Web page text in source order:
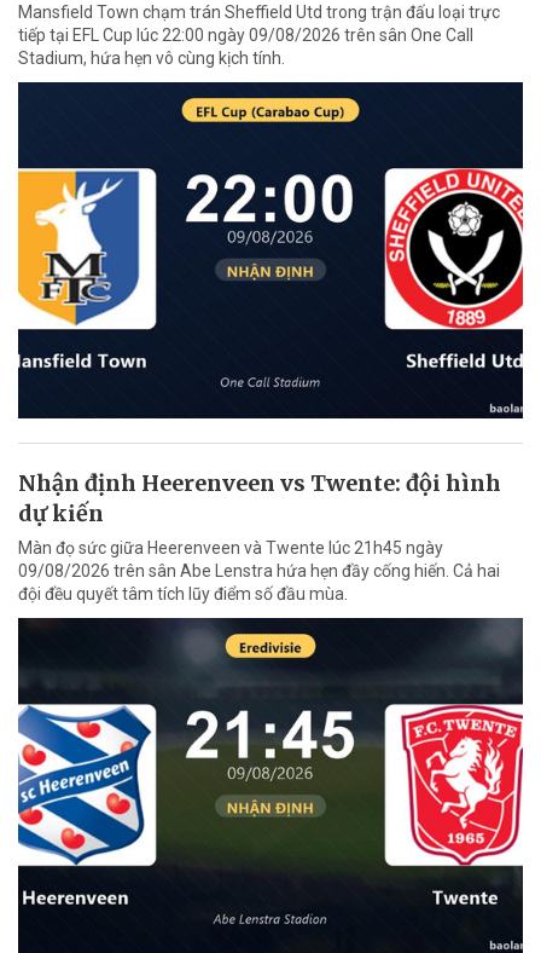
Mansfield Town chạm trán Sheffield Utd trong trận đấu loại trực
tiếp tại EFL Cup lúc 22:00 ngày 09/08/2026 trên sân One Call
Stadium, hứa hẹn vô cùng kịch tính.
Nhận định Heerenveen vs Twente: đội hình
dự kiến
Màn đọ sức giữa Heerenveen và Twente lúc 21h45 ngày
09/08/2026 trên sân Abe Lenstra hứa hẹn đầy cống hiến. Cả hai
đội đều quyết tâm tích lũy điểm số đầu mùa.